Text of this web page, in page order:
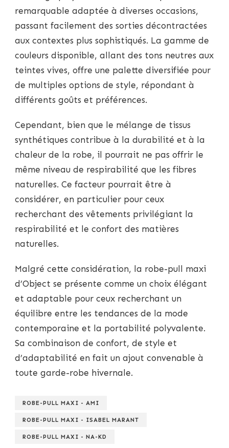
remarquable adaptée à diverses occasions,
passant facilement des sorties décontractées
aux contextes plus sophistiqués. La gamme de
couleurs disponible, allant des tons neutres aux
teintes vives, offre une palette diversifiée pour
de multiples options de style, répondant à
différents goûts et préférences.
Cependant, bien que le mélange de tissus
synthétiques contribue à la durabilité et à la
chaleur de la robe, il pourrait ne pas offrir le
même niveau de respirabilité que les fibres
naturelles. Ce facteur pourrait être à
considérer, en particulier pour ceux
recherchant des vêtements privilégiant la
respirabilité et le confort des matières
naturelles.
Malgré cette considération, la robe-pull maxi
d’Object se présente comme un choix élégant
et adaptable pour ceux recherchant un
équilibre entre les tendances de la mode
contemporaine et la portabilité polyvalente.
Sa combinaison de confort, de style et
d’adaptabilité en fait un ajout convenable à
toute garde-robe hivernale.
ROBE-PULL MAXI - AMI
ROBE-PULL MAXI - ISABEL MARANT
ROBE-PULL MAXI - NA-KD